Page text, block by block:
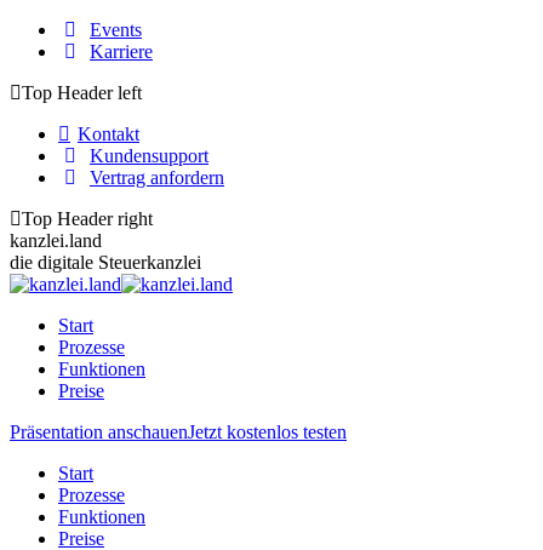
Zum
Inhalt
Events
Karriere
Top Header left
Kontakt
Kundensupport
Vertrag anfordern
Top Header right
kanzlei.land
die digitale Steuerkanzlei
Start
Prozesse
Funktionen
Preise
Präsentation anschauenJetzt kostenlos testen
Start
Prozesse
Funktionen
Preise